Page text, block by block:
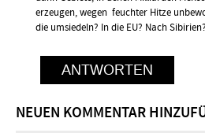
erzeugen, wegen feuchter Hitze
die umsiedeln? In die EU? Nach Sibirien?
ANTWORTEN
NEUEN KOMMENTAR